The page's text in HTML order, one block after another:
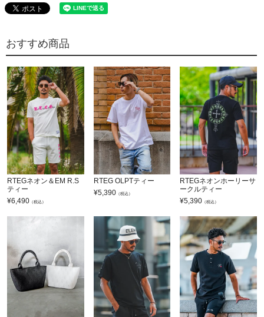
おすすめ商品
RTEGネオン＆EM R.S
ティー
¥6,490 （税込）
RTEG OLPTティー
¥5,390（税込）
RTEGネオンホーリーサ
ークルティー
¥5,390 （税込）